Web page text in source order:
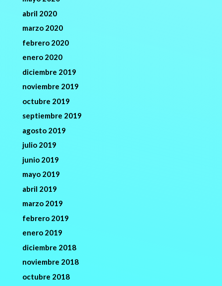
abril 2020
marzo 2020
febrero 2020
enero 2020
diciembre 2019
noviembre 2019
octubre 2019
septiembre 2019
agosto 2019
julio 2019
junio 2019
mayo 2019
abril 2019
marzo 2019
febrero 2019
enero 2019
diciembre 2018
noviembre 2018
octubre 2018